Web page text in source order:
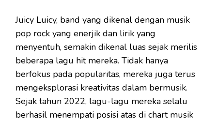
Juicy Luicy, band yang dikenal dengan musik
pop rock yang enerjik dan lirik yang
menyentuh, semakin dikenal luas sejak merilis
beberapa lagu hit mereka. Tidak hanya
berfokus pada popularitas, mereka juga terus
mengeksplorasi kreativitas dalam bermusik.
Sejak tahun 2022, lagu-lagu mereka selalu
berhasil menempati posisi atas di chart musik